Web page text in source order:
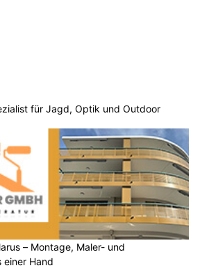
für Jagd, Optik und Outdoor
– Montage, Maler- und
einer Hand